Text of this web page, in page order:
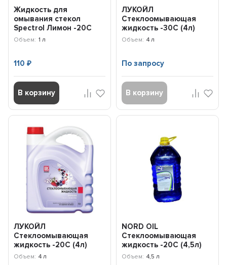
Жидкость для
омывания стекол
Spectrol Лимон -20С
(1л) 9647
Объем: 1 л
110₽
В корзину
ЛУКОЙЛ
Стеклоомывающая
жидкость -30С (4л)
3099114
Объем: 4 л
По запросу
В корзину
ЛУКОЙЛ
Стеклоомывающая
жидкость -20С (4л)
3099062
Объем: 4 л
NORD OIL
Стеклоомывающая
жидкость -20C (4,5л)
NRA023
Объем: 4,5 л